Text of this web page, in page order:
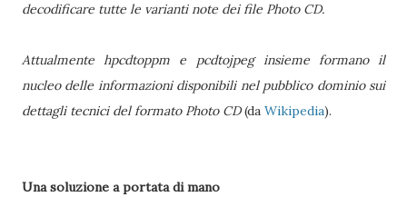
decodificare tutte le varianti note dei file Photo CD.
Attualmente hpcdtoppm e pcdtojpeg insieme formano il
nucleo delle informazioni disponibili nel pubblico dominio sui
dettagli tecnici del formato Photo CD(da Wikipedia).
Una soluzione a portata di mano